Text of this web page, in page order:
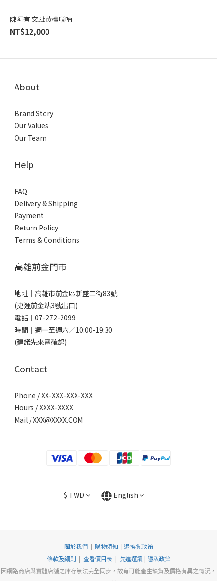
陳阿有 交趾黃檀嗩吶
NT$12,000
About
Brand Story
Our Values
Our Team
Help
FAQ
Delivery & Shipping
Payment
Return Policy
Terms & Conditions
高雄前金門市
地址｜ 高雄市前金區新盛二街83號
(捷運前金站3號出口)
電話｜ 07-272-2099
時間｜週一至週六／10:00-19:30
(建議先來電確認)
Contact
Phone / XX-XXX-XXX-XXX
Hours / XXXX-XXXX
Mail /XXX@XXXX.COM
$ TWD English
關於我們| 購物須知 | 退換貨政策
條款及細則 | 查看價目表 | 先進選讀 | 隱私政策
因網路商店與實體店舖之庫存無法完全同步，故有可能產生缺貨及價格有異之情況，